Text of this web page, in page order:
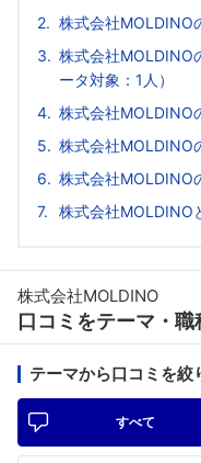
株式会社MOLDINO
株式会社MOLDINO
ータ対象：1人）
株式会社MOLDINO
株式会社MOLDINO
株式会社MOLDINO
株式会社MOLDINO
株式会社MOLDINO
口コミをテーマ・
テーマから口コミを絞
すべて